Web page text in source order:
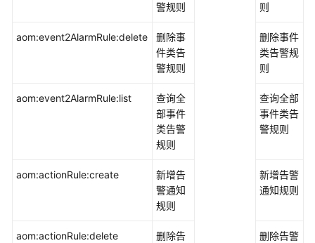
警规则
则
aom:event2AlarmRule:delete
删除事
件类告
警规则
删除事件
类告警规
则
aom:event2AlarmRule:list
查询全
部事件
类告警
规则
查询全部
事件类告
警规则
aom:actionRule:create
新增告
警通知
规则
新增告警
通知规则
aom:actionRule:delete
删除告
删除告警